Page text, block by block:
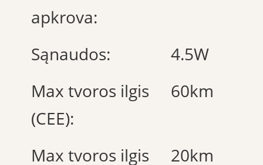
apkrova:
Sąnaudos:
4.5W
Max tvoros ilgis
(CEE):
60km
Max tvoros ilgis
20km